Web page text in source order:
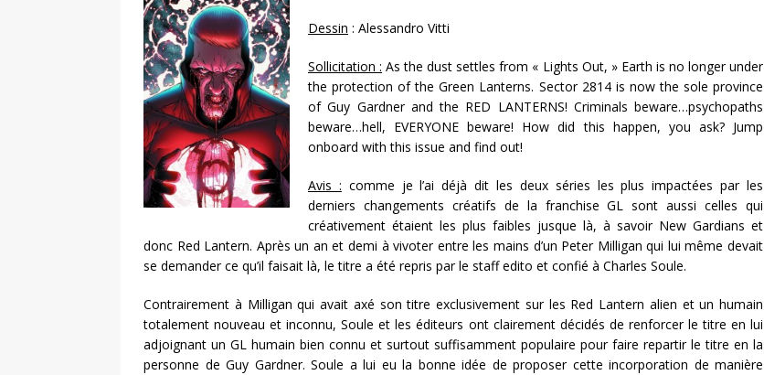
Dessin : Alessandro Vitti
Sollicitation : As the dust settles from « Lights Out, » Earth is no longer under
the protection of the Green Lanterns. Sector 2814 is now the sole province
of Guy Gardner and the RED LANTERNS! Criminals beware…psychopaths
beware…hell, EVERYONE beware! How did this happen, you ask? Jump
onboard with this issue and find out!
Avis : comme je l’ai déjà dit les deux séries les plus impactées par les
derniers changements créatifs de la franchise GL sont aussi celles qui
créativement étaient les plus faibles jusque là, à savoir New Gardians et
donc Red Lantern. Après un an et demi à vivoter entre les mains d’un Peter Milligan qui lui même devait
se demander ce qu’il faisait là, le titre a été repris par le staff edito et confié à Charles Soule.
Contrairement à Milligan qui avait axé son titre exclusivement sur les Red Lantern alien et un humain
totalement nouveau et inconnu, Soule et les éditeurs ont clairement décidés de renforcer le titre en lui
adjoignant un GL humain bien connu et surtout suffisamment populaire pour faire repartir le titre en la
personne de Guy Gardner. Soule a lui eu la bonne idée de proposer cette incorporation de manière